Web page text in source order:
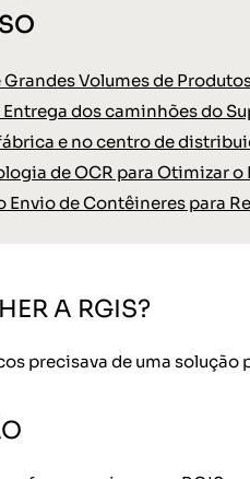
Volumes de
dos caminhões do
e no centro de
de OCR para Otimizar
de Contêineres para
A RGIS?
precisava de uma